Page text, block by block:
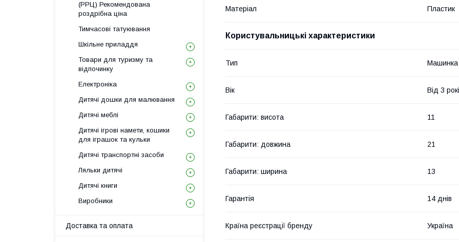
Матеріал Пластик
Користувальницькі характеристики
Тип Машинка
Вік Від 3
Габарити: висота 11
Габарити: довжина 21
Габарити: ширина 13
Гарантія 14 днів
Країна реєстрації бренду Україна
(РРЦ) Рекомендована
роздрібна ціна
Тимчасові татуювання
Шкільне приладдя
Товари для туризму та
відпочинку
Електроніка
Дитячі дошки для малювання
Дитячі меблі
Дитячі ігрові намети, кошики
для іграшок та кульки
Дитячі транспортні засоби
Ляльки дитячі
Дитячі книги
Виробники
Доставка та оплата